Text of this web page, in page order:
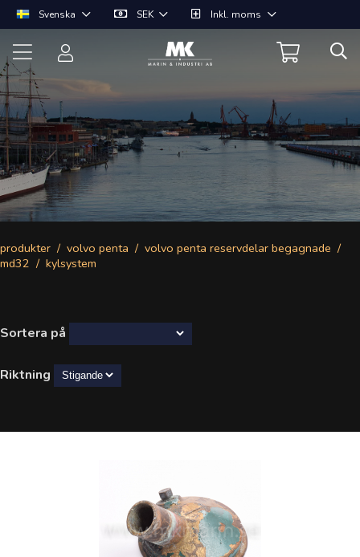
Svenska SEK Inkl. moms
produkter volvo penta
volvo penta reservdelar begagnade
md32
kylsystem
Sortera på
Riktning